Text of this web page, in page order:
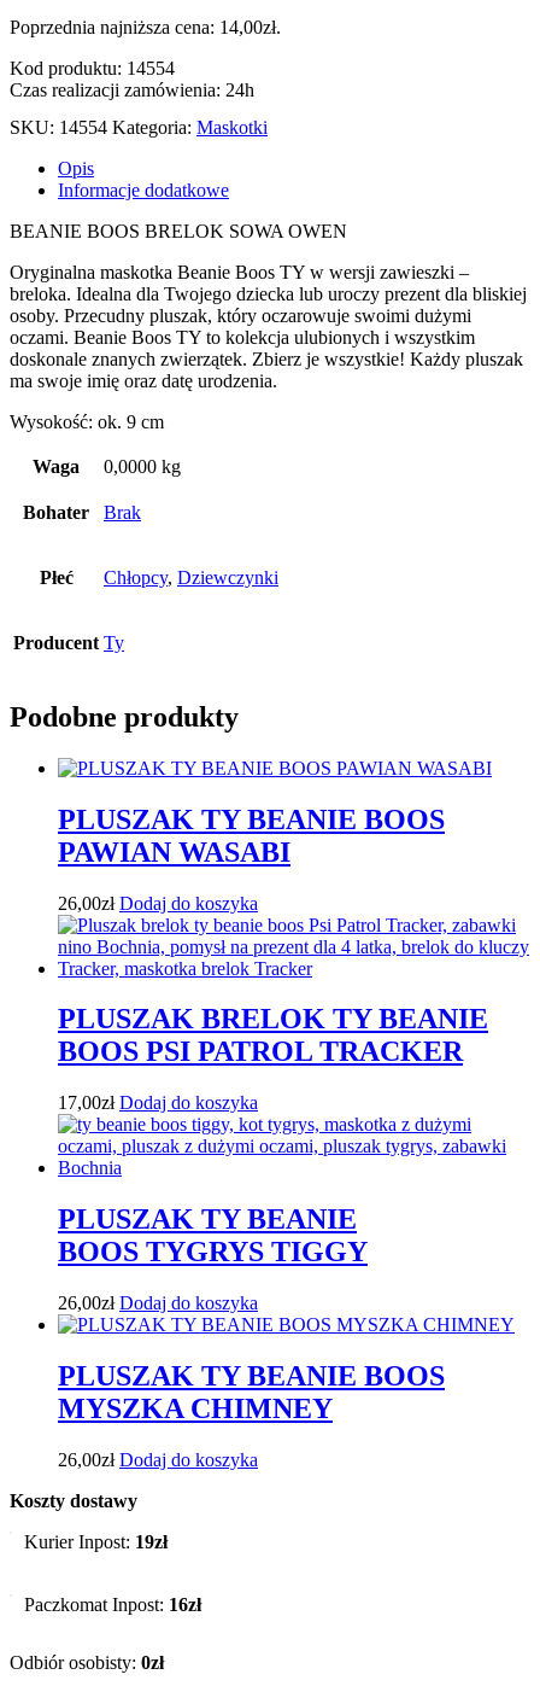
Poprzednia najniższa cena: 14,00zł.
Kod produktu: 14554
Czas realizacji zamówienia: 24h
SKU: 14554 Kategoria: Maskotki
Opis
Informacje dodatkowe
BEANIE BOOS BRELOK SOWA OWEN
Oryginalna maskotka Beanie Boos TY w wersji zawieszki –
breloka. Idealna dla Twojego dziecka lub uroczy prezent dla bliskiej
osoby. Przecudny pluszak, który oczarowuje swoimi dużymi
oczami. Beanie Boos TY to kolekcja ulubionych i wszystkim
doskonale znanych zwierzątek. Zbierz je wszystkie! Każdy pluszak
ma swoje imię oraz datę urodzenia.
Wysokość: ok. 9 cm
Waga 0,0000 kg
Bohater Brak
Płeć Chłopcy, Dziewczynki
Producent Ty
Podobne produkty
PLUSZAK TY BEANIE BOOS
PAWIAN WASABI
26,00zł Dodaj do koszyka
PLUSZAK BRELOK TY BEANIE
BOOS PSI PATROL TRACKER
17,00zł Dodaj do koszyka
PLUSZAK TY BEANIE
BOOS TYGRYS TIGGY
26,00zł Dodaj do koszyka
PLUSZAK TY BEANIE BOOS
MYSZKA CHIMNEY
26,00zł Dodaj do koszyka
Koszty dostawy
Kurier Inpost: 19zł
Paczkomat Inpost: 16zł
Odbiór osobisty: 0zł